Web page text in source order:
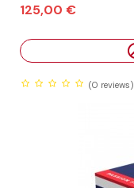
Prix
125,00 €
(0 reviews)